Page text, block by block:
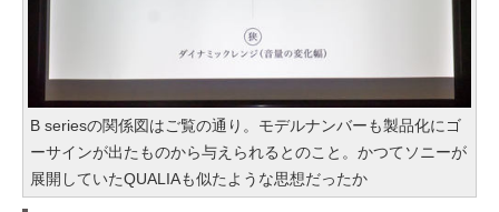
B seriesの関係図はご覧の通り。モデルナンバーも製品化にゴ
ーサインが出たものから与えられるとのこと。かつてソニーが
展開していたQUALIAも似たような思想だったか